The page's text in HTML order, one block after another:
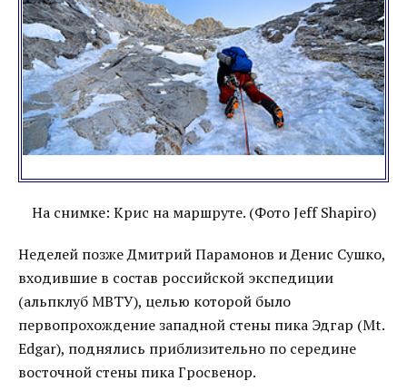
На снимке: Крис на маршруте. (Фото Jeff Shapiro)
Неделей позже Дмитрий Парамонов и Денис Сушко,
входившие в состав российской экспедиции
(альпклуб МВТУ), целью которой было
первопрохождение западной стены пика Эдгар (Mt.
Edgar), поднялись приблизительно по середине
восточной стены пика Гросвенор.